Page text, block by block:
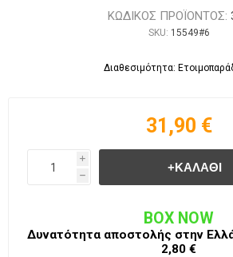
ΚΩΔΙΚΟΣ ΠΡΟΪΟΝΤΟΣ:
SKU: 15549#6
Διαθεσιμότητα:
31,90 €
i
h
BOX NOW
Δυνατότητα αποστολής στην
2,80 €